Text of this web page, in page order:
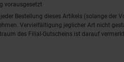
vorausgesetzt
Bestellung dieses Artikels (solange
Vervielfältigung jeglicher Art nicht
des Filial-Gutscheins ist darauf vermerkt.